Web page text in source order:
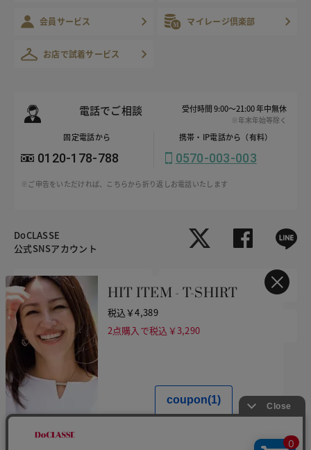
HIT ITEM - T-SHIRT
税込￥4,389
2点購入で税込￥3,290
会員サービス マイレージ倶楽部
お店で試着サービス
電話でご相談 受付時間 9:00～21:00 年中無休
※年末年始等除く
固定電話から
0120-178-788
携帯・IP電話から（有料）
0570-003-003
※ご申告をいただければ、こちらから折り返しお電話いたします
DoCLASSE
公式SNSアカウント
公式 店舗
商品サポート メンズ
ご利用規約
プライバシーポリシー
特定商取引法に基づく表記
推奨環境 企業情報
COPYRIGHT © DoCLASSE ALL RIGHTS RESERVED.